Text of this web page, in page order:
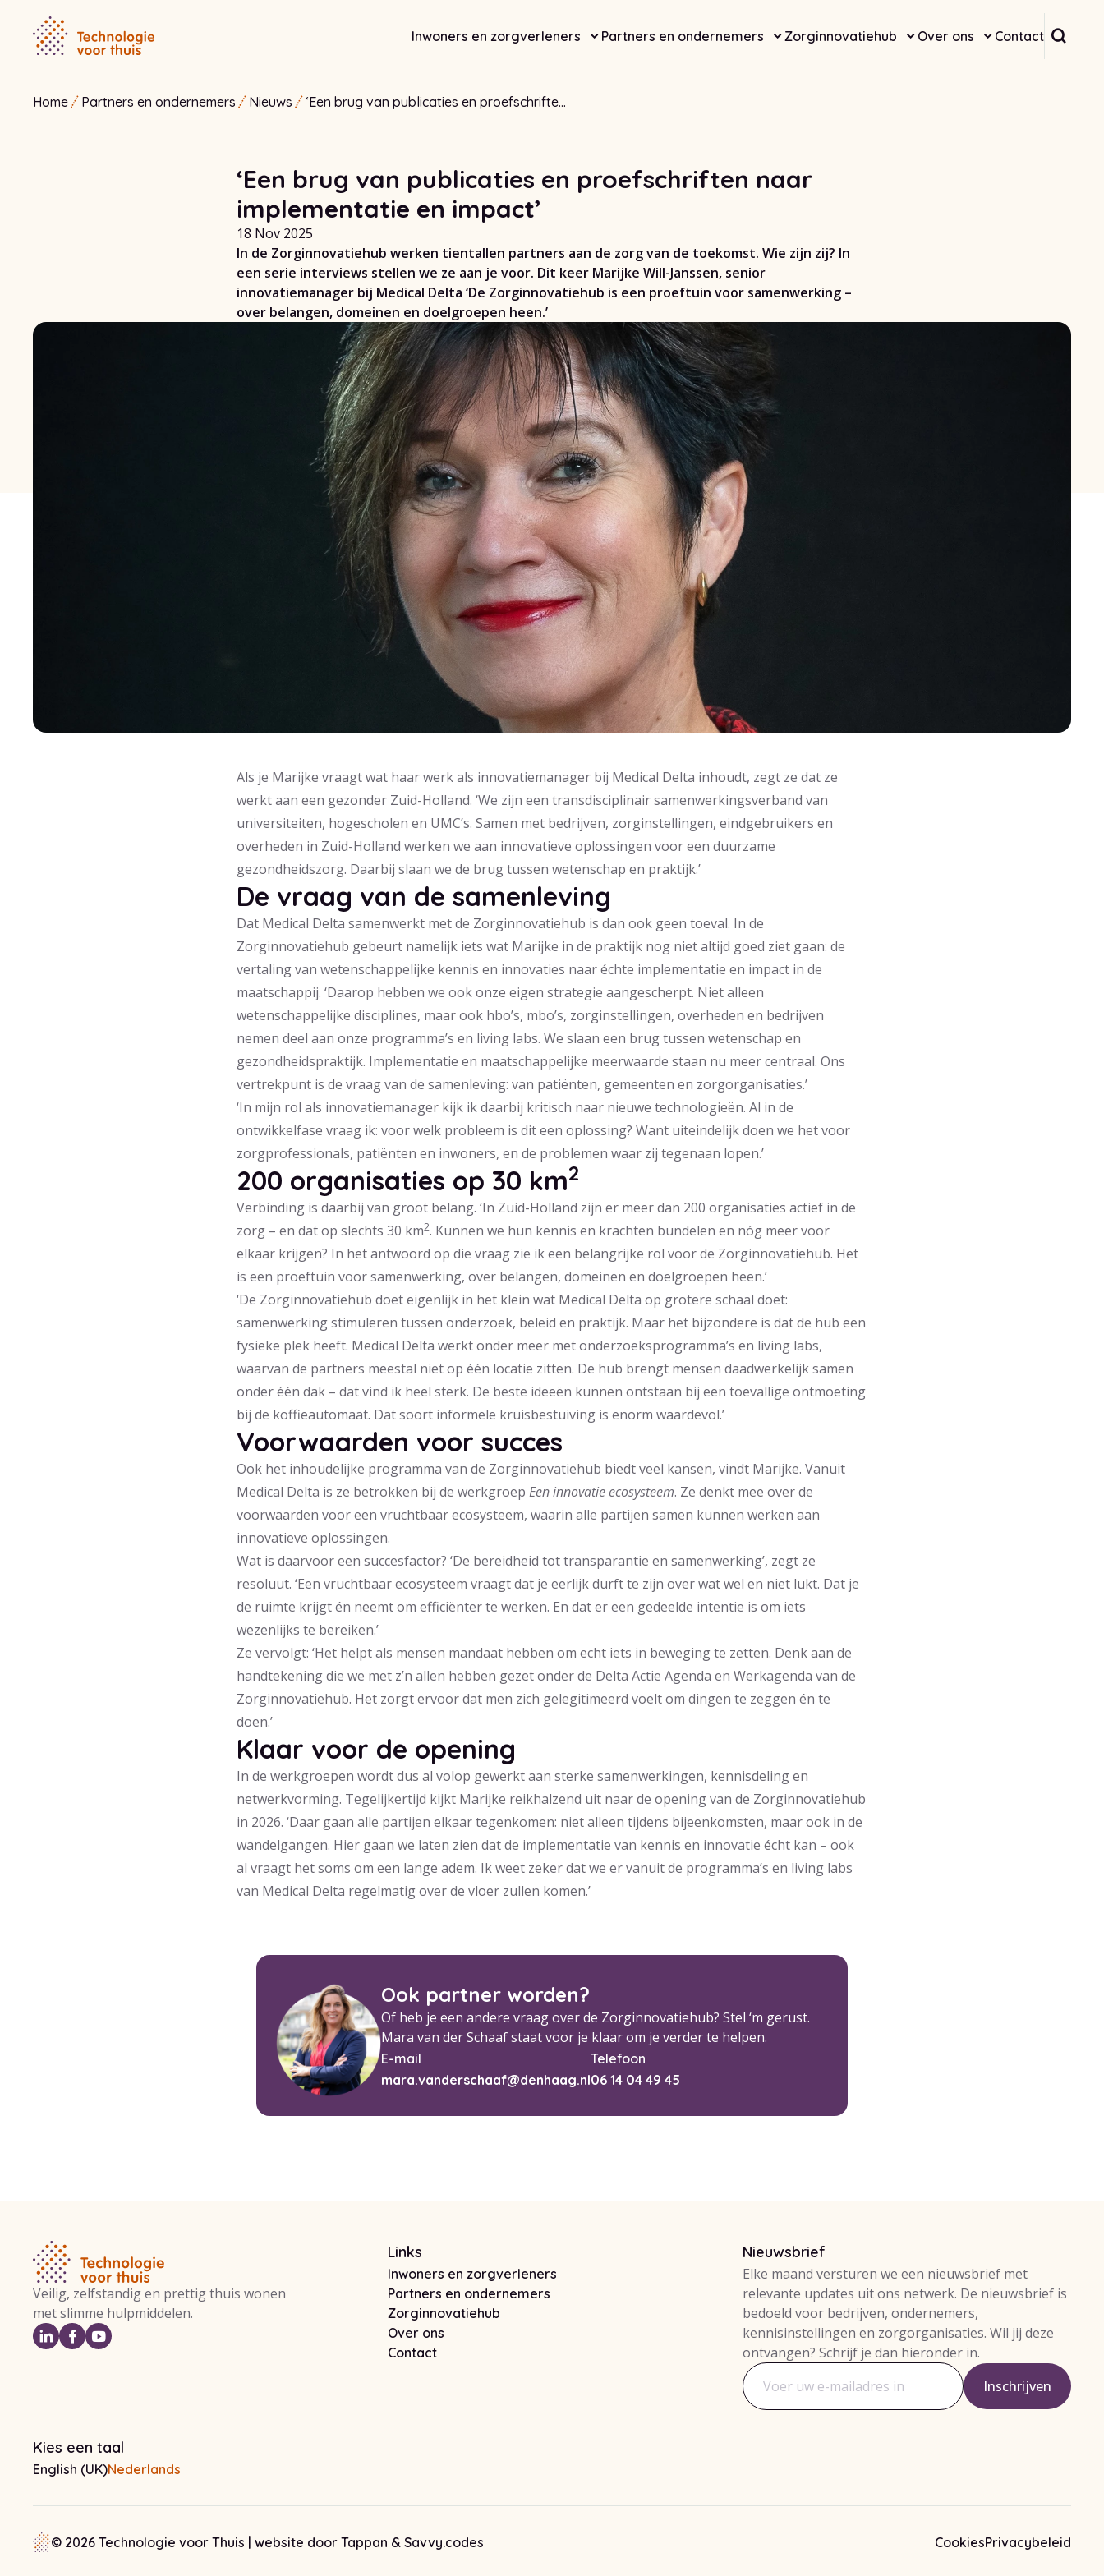
Inwoners en zorgverleners Partners en ondernemers Zorginnovatiehub Over ons Contact
Home Partners en ondernemers Nieuws
‘Een brug van publicaties en proefschriften
‘Een brug van publicaties en proefschriften naar
implementatie en impact’
18 Nov 2025
In de Zorginnovatiehub werken tientallen partners aan de zorg van de toekomst. Wie zijn zij? In
een serie interviews stellen we ze aan je voor. Dit keer Marijke Will-Janssen, senior
innovatiemanager bij Medical Delta ‘De Zorginnovatiehub is een proeftuin voor samenwerking –
over belangen, domeinen en doelgroepen heen.’
Als je Marijke vraagt wat haar werk als innovatiemanager bij Medical Delta inhoudt, zegt ze dat ze
werkt aan een gezonder Zuid-Holland. ‘We zijn een transdisciplinair samenwerkingsverband van
universiteiten, hogescholen en UMC’s. Samen met bedrijven, zorginstellingen, eindgebruikers en
overheden in Zuid-Holland werken we aan innovatieve oplossingen voor een duurzame
gezondheidszorg. Daarbij slaan we de brug tussen wetenschap en praktijk.’
De vraag van de samenleving
Dat Medical Delta samenwerkt met de Zorginnovatiehub is dan ook geen toeval. In de
Zorginnovatiehub gebeurt namelijk iets wat Marijke in de praktijk nog niet altijd goed ziet gaan: de
vertaling van wetenschappelijke kennis en innovaties naar échte implementatie en impact in de
maatschappij. ‘Daarop hebben we ook onze eigen strategie aangescherpt. Niet alleen
wetenschappelijke disciplines, maar ook hbo’s, mbo’s, zorginstellingen, overheden en bedrijven
nemen deel aan onze programma’s en living labs. We slaan een brug tussen wetenschap en
gezondheidspraktijk. Implementatie en maatschappelijke meerwaarde staan nu meer centraal. Ons
vertrekpunt is de vraag van de samenleving: van patiënten, gemeenten en zorgorganisaties.’
‘In mijn rol als innovatiemanager kijk ik daarbij kritisch naar nieuwe technologieën. Al in de
ontwikkelfase vraag ik: voor welk probleem is dit een oplossing? Want uiteindelijk doen we het voor
zorgprofessionals, patiënten en inwoners, en de problemen waar zij tegenaan lopen.’
200 organisaties op 30 km2
Verbinding is daarbij van groot belang. ‘In Zuid-Holland zijn er meer dan 200 organisaties actief in de
zorg – en dat op slechts 30 km2. Kunnen we hun kennis en krachten bundelen en nóg meer voor
elkaar krijgen? In het antwoord op die vraag zie ik een belangrijke rol voor de Zorginnovatiehub. Het
is een proeftuin voor samenwerking, over belangen, domeinen en doelgroepen heen.’
‘De Zorginnovatiehub doet eigenlijk in het klein wat Medical Delta op grotere schaal doet:
samenwerking stimuleren tussen onderzoek, beleid en praktijk. Maar het bijzondere is dat de hub een
fysieke plek heeft. Medical Delta werkt onder meer met onderzoeksprogramma’s en living labs,
waarvan de partners meestal niet op één locatie zitten. De hub brengt mensen daadwerkelijk samen
onder één dak – dat vind ik heel sterk. De beste ideeën kunnen ontstaan bij een toevallige ontmoeting
bij de koffieautomaat. Dat soort informele kruisbestuiving is enorm waardevol.’
Voorwaarden voor succes
Ook het inhoudelijke programma van de Zorginnovatiehub biedt veel kansen, vindt Marijke. Vanuit
Medical Delta is ze betrokken bij de werkgroep Een innovatie ecosysteem. Ze denkt mee over de
voorwaarden voor een vruchtbaar ecosysteem, waarin alle partijen samen kunnen werken aan
innovatieve oplossingen.
Wat is daarvoor een succesfactor? ‘De bereidheid tot transparantie en samenwerking’, zegt ze
resoluut. ‘Een vruchtbaar ecosysteem vraagt dat je eerlijk durft te zijn over wat wel en niet lukt. Dat je
de ruimte krijgt én neemt om efficiënter te werken. En dat er een gedeelde intentie is om iets
wezenlijks te bereiken.’
Ze vervolgt: ‘Het helpt als mensen mandaat hebben om echt iets in beweging te zetten. Denk aan de
handtekening die we met z’n allen hebben gezet onder de Delta Actie Agenda en Werkagenda van de
Zorginnovatiehub. Het zorgt ervoor dat men zich gelegitimeerd voelt om dingen te zeggen én te
doen.’
Klaar voor de opening
In de werkgroepen wordt dus al volop gewerkt aan sterke samenwerkingen, kennisdeling en
netwerkvorming. Tegelijkertijd kijkt Marijke reikhalzend uit naar de opening van de Zorginnovatiehub
in 2026. ‘Daar gaan alle partijen elkaar tegenkomen: niet alleen tijdens bijeenkomsten, maar ook in de
wandelgangen. Hier gaan we laten zien dat de implementatie van kennis en innovatie écht kan – ook
al vraagt het soms om een lange adem. Ik weet zeker dat we er vanuit de programma’s en living labs
van Medical Delta regelmatig over de vloer zullen komen.’
Ook partner worden?
Of heb je een andere vraag over de Zorginnovatiehub? Stel ‘m gerust.
Mara van der Schaaf staat voor je klaar om je verder te helpen.
E-mail
mara.vanderschaaf@denhaag.nl
Telefoon
06 14 04 49 45
Veilig, zelfstandig en prettig thuis wonen
met slimme hulpmiddelen.
Links
Inwoners en zorgverleners
Partners en ondernemers
Zorginnovatiehub
Over ons
Contact
Nieuwsbrief
Elke maand versturen we een nieuwsbrief met
relevante updates uit ons netwerk. De nieuwsbrief is
bedoeld voor bedrijven, ondernemers,
kennisinstellingen en zorgorganisaties. Wil jij deze
ontvangen? Schrijf je dan hieronder in.
E-mailadres Inschrijven
Kies een taal
English (UK)Nederlands
© 2026 Technologie voor Thuis | website door Tappan Let op! Deze link opent in een nieuw tabblad
& Savvy.codes CookiesPrivacybeleid